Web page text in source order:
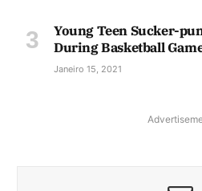
Young Teen Sucker-
During Basketball
Janeiro 15, 2021